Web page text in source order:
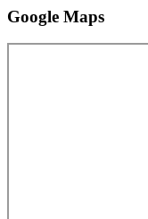
Google Maps